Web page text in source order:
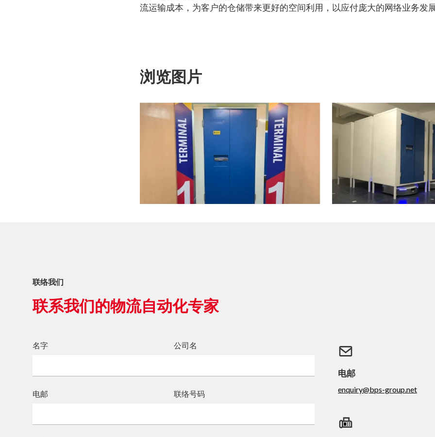
流运输成本，为客户的仓储带来更好的空间利用，以应付庞大的网络业务发
浏览图片
联络我们
联系我们的物流自动化专家
名字 公司名
电邮 联络号码
电邮
enquiry@bps-group.net